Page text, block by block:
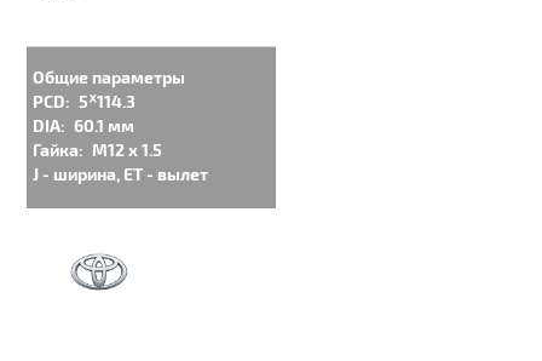
Общие параметры
PCD: 5ᕁ114.3
DIA: 60.1 мм
Гайка: M12 x 1.5
J - ширина, ET - вылет